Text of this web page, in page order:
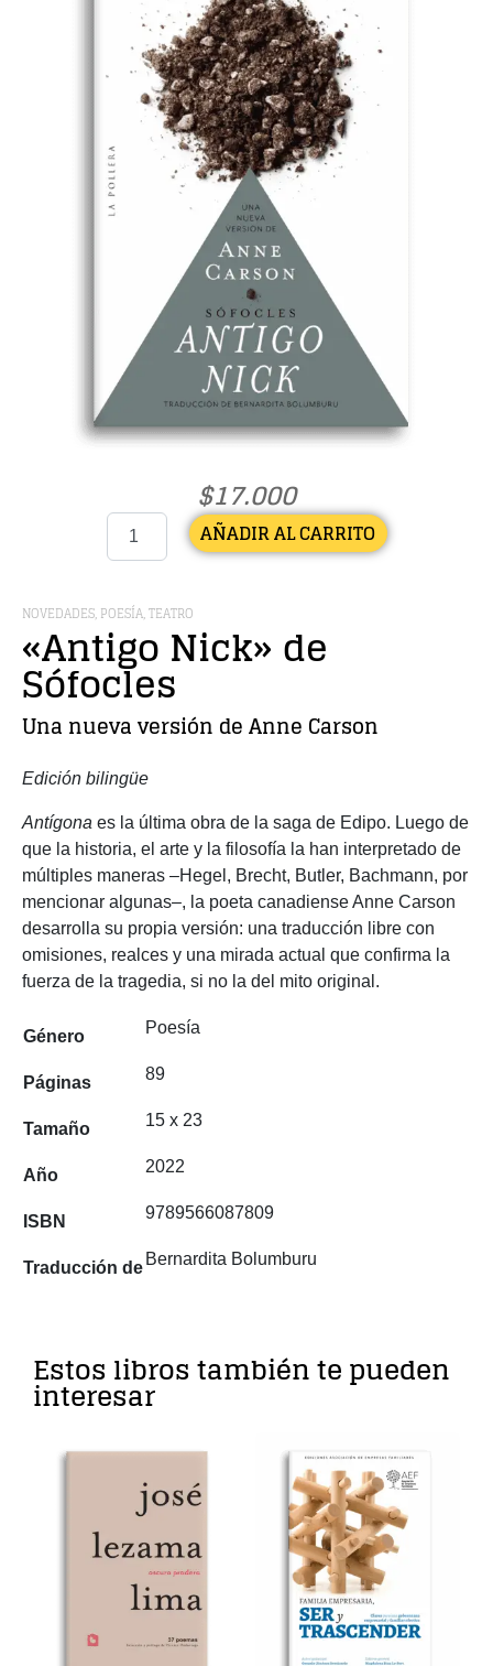
$17.000
AÑADIR AL CARRITO
NOVEDADES, POESÍA,TEATRO
«Antigo Nick» de
Sófocles
Una nueva versión deAnne Carson
Edición bilingüe
Antígona es la última obra de la saga de Edipo. Luego de
que la historia, el arte y la filosofía la han interpretado de
múltiples maneras –Hegel, Brecht, Butler, Bachmann, por
mencionar algunas–, la poeta canadiense Anne Carson
desarrolla su propia versión: una traducción libre con
omisiones, realces y una mirada actual que confirma la
fuerza de la tragedia, si no la del mito original.
Género Poesía
Páginas 89
Tamaño 15 x 23
Año 2022
ISBN 9789566087809
Traducción de Bernardita Bolumburu
Estos libros también te pueden
interesar